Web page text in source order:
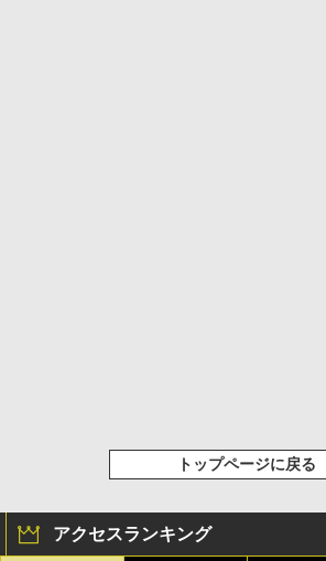
トップページに戻る
アクセスランキング